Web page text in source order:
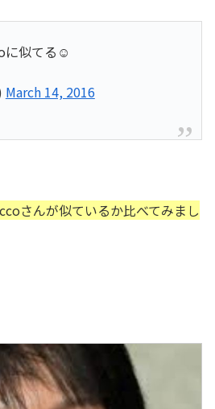
に似てる☺️
March 14, 2016
さんが似ているか比べてみまし